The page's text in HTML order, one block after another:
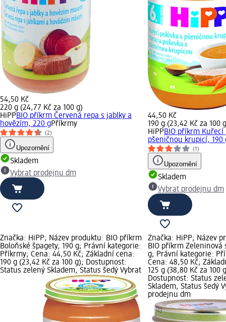
54,50 Kč
220 g (24,77 Kč za 100 g)
HiPPBIO příkrm Červená repa s jablky a
hovězím, 220 gPříkrmy
(2)
Upozornění
Skladem
Vybrat prodejnu dm
44,50 Kč
190 g (23,42 Kč za 100
HiPPBIO příkrm Kuřecí
pšeničnou krupicí, 190
(1)
Upozornění
Skladem
Vybrat prodejnu dm
Značka: HiPP; Název produktu: BIO příkrm
Boloňské špagety, 190 g; Právní kategorie:
Příkrmy; Cena: 44,50 Kč; Základní cena:
190 g (23,42 Kč za 100 g); Dostupnost:
Status zelený Skladem, Status šedý Vybrat
Značka: HiPP; Název
BIO příkrm Zeleninová
g; Právní kategorie:
Cena: 48,50 Kč;
125 g (38,80 Kč za 100
Dostupnost: Status
Skladem, Status šedý
prodejnu dm